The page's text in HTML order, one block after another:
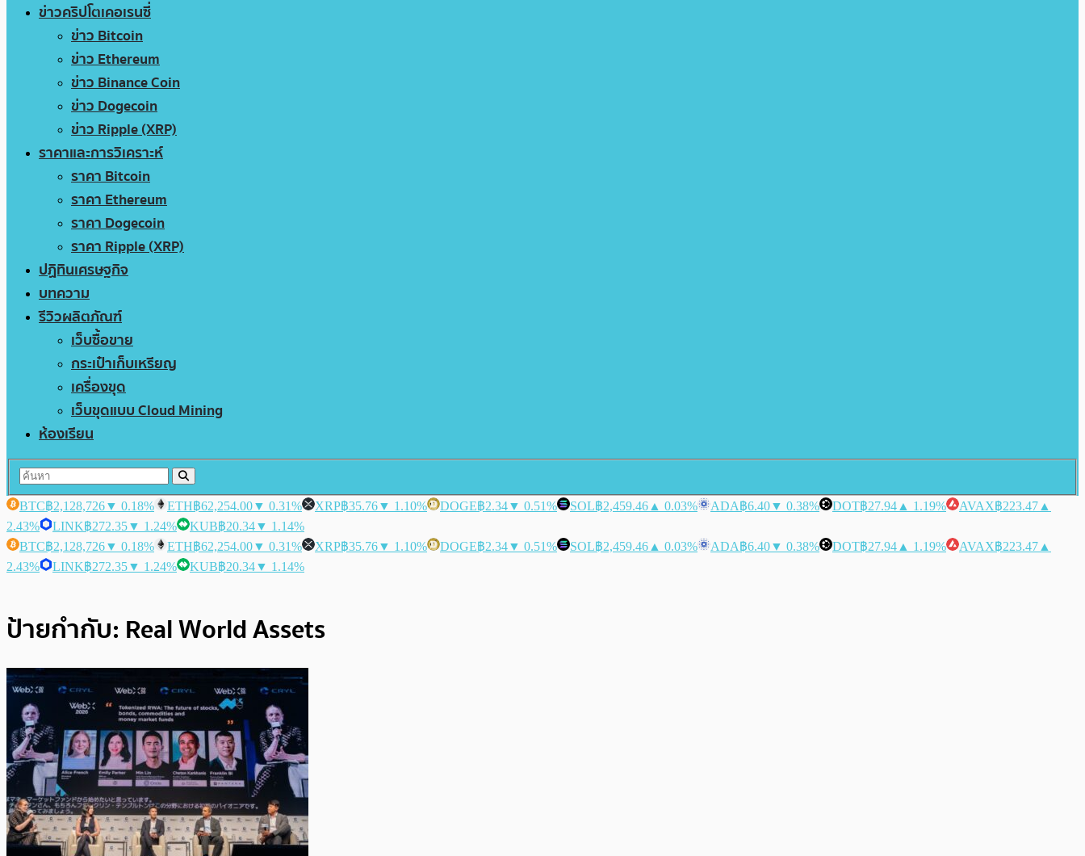
ข่าวคริปโตเคอเรนซี่
ข่าว Bitcoin
ข่าว Ethereum
ข่าว Binance Coin
ข่าว Dogecoin
ข่าว Ripple (XRP)
ราคาและการวิเคราะห์
ราคา Bitcoin
ราคา Ethereum
ราคา Dogecoin
ราคา Ripple (XRP)
ปฏิทินเศรษฐกิจ
บทความ
รีวิวผลิตภัณฑ์
เว็บซื้อขาย
กระเป๋าเก็บเหรียญ
เครื่องขุด
เว็บขุดแบบ Cloud Mining
ห้องเรียน
BTC฿2,128,726▼ 0.18% ETH฿62,254.00▼ 0.31% XRP฿35.76▼ 1.10% DOGE฿2.34▼ 0.51% SOL฿2,459.46 ▲ 0.03% ADA฿6.40▼ 0.38% DOT฿27.94 ▲ 1.19% AVAX฿223.47 ▲
2.43%
LINK฿272.35▼ 1.24% KUB฿20.34▼ 1.14%
BTC฿2,128,726▼ 0.18% ETH฿62,254.00▼ 0.31% XRP฿35.76▼ 1.10% DOGE฿2.34▼ 0.51% SOL฿2,459.46 ▲ 0.03% ADA฿6.40▼ 0.38% DOT฿27.94 ▲ 1.19% AVAX฿223.47 ▲
2.43%
LINK฿272.35▼ 1.24% KUB฿20.34▼ 1.14%
ป้ายกำกับ: Real World Assets